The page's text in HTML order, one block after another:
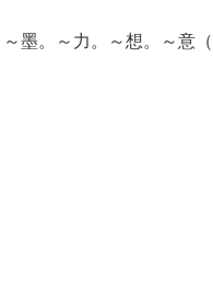
墨。～力。～想。～意